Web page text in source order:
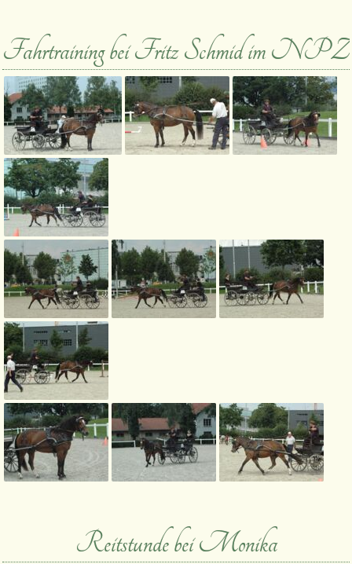
Fahrtraining bei Fritz Schmid im NPZ
Reitstunde bei Monika